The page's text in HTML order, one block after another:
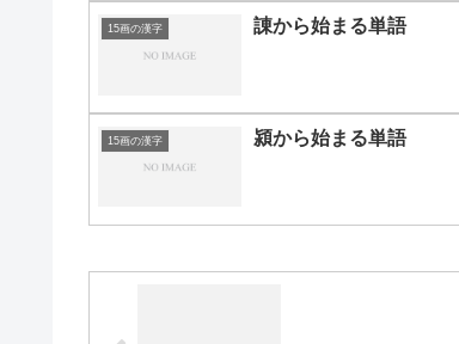
15画の漢字 諌から始まる単語
15画の漢字 潁から始まる単語